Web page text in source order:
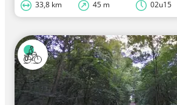
33,8 km 45 m 02u15